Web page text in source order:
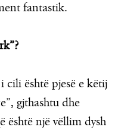
fantastik.
është pjesë e këtij
gjthashtu dhe
është një vëllim dysh